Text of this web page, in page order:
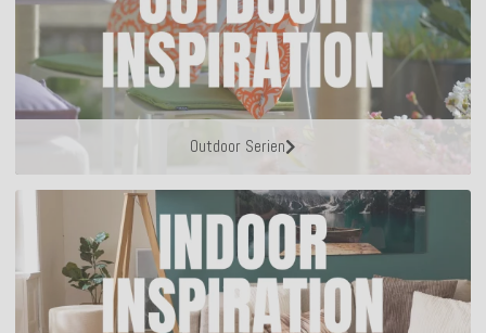
Outdoor Serien